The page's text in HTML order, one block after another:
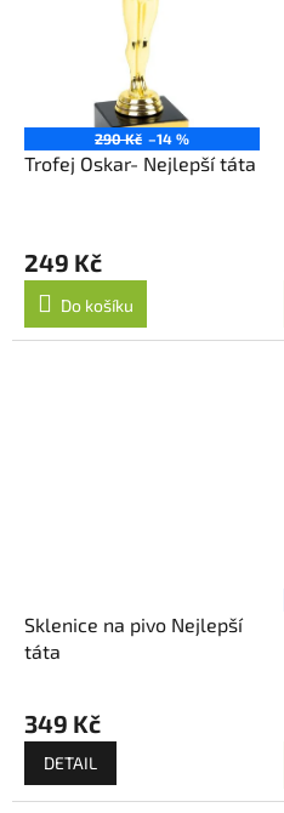
290 Kč –14 %
Trofej Oskar- Nejlepší táta
249 Kč
Do košíku
Sklenice na pivo Nejlepší
táta
349 Kč
DETAIL